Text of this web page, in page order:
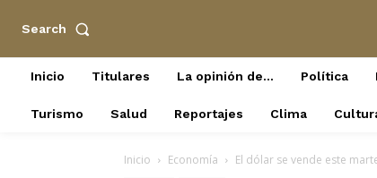
Search
Inicio Titulares La opinión de… Política
Turismo Salud Reportajes Clima
Inicio Economía El dólar se vende este